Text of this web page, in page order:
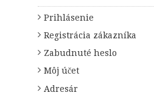
Prihlásenie
Registrácia zákazníka
Zabudnuté heslo
Môj účet
Adresár